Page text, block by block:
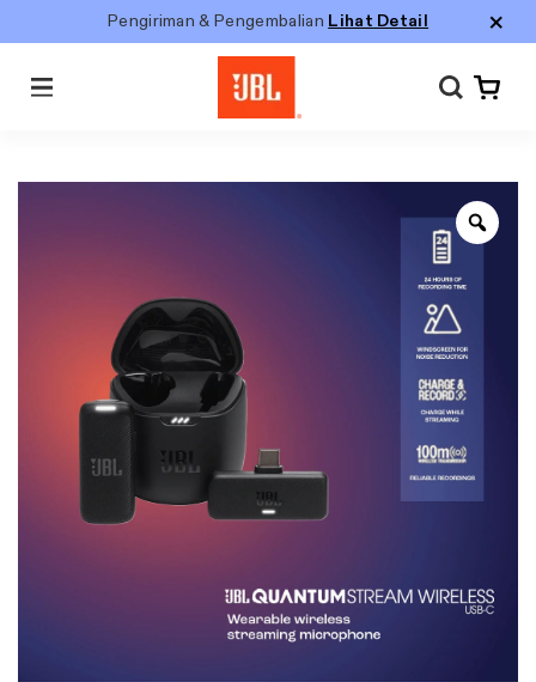
Pengiriman & Pengembalian Lihat Detail
Menu